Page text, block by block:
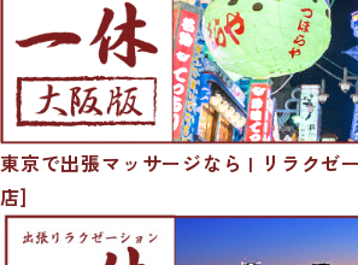
東京で出張マッサージなら | リラクゼ
店]